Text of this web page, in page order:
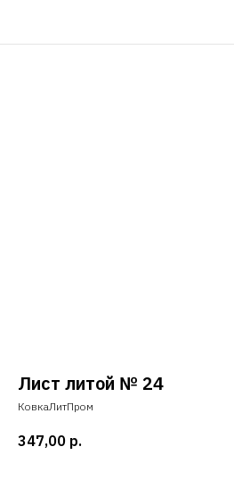
Лист литой № 24
КовкаЛитПром
347,00 р.